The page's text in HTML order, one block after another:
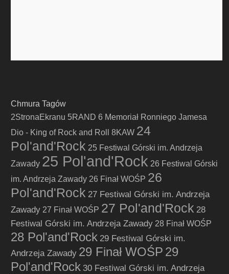
Chmura Tagów
2StronaEkranu 5RAND 6 Memoriał Ronniego Jamesa
Dio - King of Rock and Roll
8KAW 24
Pol'and'Rock 25 Festiwal Górski im. Andrzeja
Zawady 25 Pol'and'Rock 26 Festiwal Górski
im. Andrzeja Zawady 26 Finał WOŚP 26
Pol'and'Rock 27 Festiwal Górski im. Andrzeja
Zawady 27 Finał WOŚP 27 Pol'and'Rock 28
Festiwal Górski im. Andrzeja Zawady 28 Finał WOŚP
28 Pol'and'Rock 29 Festiwal Górski im.
Andrzeja Zawady 29 Finał WOŚP 29
Pol'and'Rock 30 Festiwal Górski im. Andrzeja